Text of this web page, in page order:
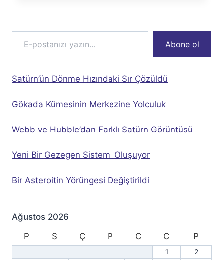
E-postanızı yazın…
Abone ol
Satürn’ün Dönme Hızındaki Sır Çözüldü
Gökada Kümesinin Merkezine Yolculuk
Webb ve Hubble’dan Farklı Satürn Görüntüsü
Yeni Bir Gezegen Sistemi Oluşuyor
Bir Asteroitin Yörüngesi Değiştirildi
Ağustos 2026
P
S Ç P C C P
1
2